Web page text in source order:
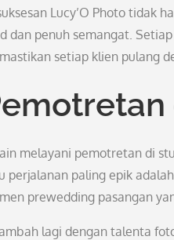
Lucy’O Photo tidak
dan penuh semangat.
setiap klien pulang
melayani pemotretan di
perjalanan paling epik
prewedding pasangan
lagi dengan talenta